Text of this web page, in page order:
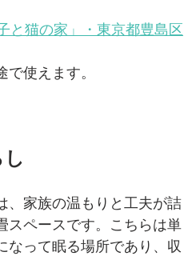
と猫の家」・東京都豊島区
使えます。
、家族の温もりと工夫が詰
スペースです。こちらは単
なって眠る場所であり、収